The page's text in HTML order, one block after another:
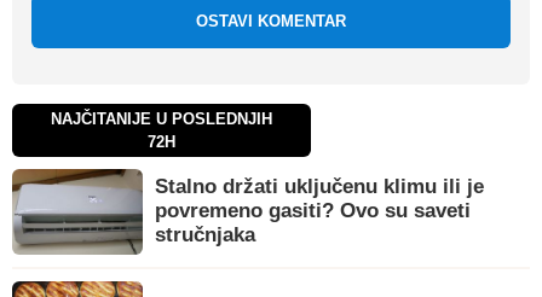
OSTAVI KOMENTAR
NAJČITANIJE U POSLEDNJIH
72H
Stalno držati uključenu klimu ili je
povremeno gasiti? Ovo su saveti
stručnjaka